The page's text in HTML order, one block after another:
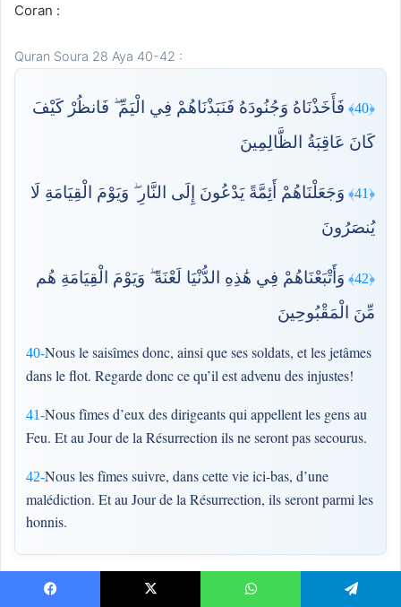
Coran :
Quran Soura 28 Aya 40-42 :
﴿40﴾
فَأَخَذْنَاهُ وَجُنُودَهُ فَنَبَذْنَاهُمْ فِي الْيَمِّ ۖ فَانظُرْ كَيْفَ
كَانَ عَاقِبَةُ الظَّالِمِينَ
40-Nous le saisîmes donc, ainsi que ses soldats, et les jetâmes
dans le flot. Regarde donc ce qu’il est advenu des injustes!
﴿41﴾
وَجَعَلْنَاهُمْ أَئِمَّةً يَدْعُونَ إِلَى النَّارِ ۖ وَيَوْمَ الْقِيَامَةِ لَا
يُنصَرُونَ
41-Nous fîmes d’eux des dirigeants qui appellent les gens au
Feu. Et au Jour de la Résurrection ils ne seront pas secourus.
﴿42﴾
وَأَتْبَعْنَاهُمْ فِي هَٰذِهِ الدُّنْيَا لَعْنَةً ۖ وَيَوْمَ الْقِيَامَةِ هُم
مِّنَ الْمَقْبُوحِينَ
42-Nous les fîmes suivre, dans cette vie ici-bas, d’une
malédiction. Et au Jour de la Résurrection, ils seront parmi les
honnis.